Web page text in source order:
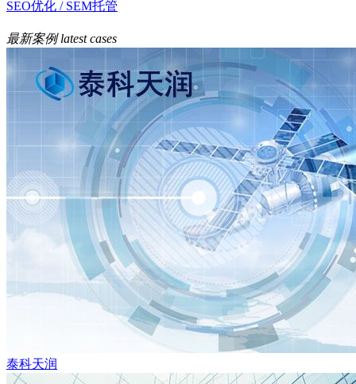
SEO优化 / SEM托管
最新案例latest cases
泰科天润